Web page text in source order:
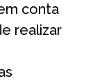
conta
realizar